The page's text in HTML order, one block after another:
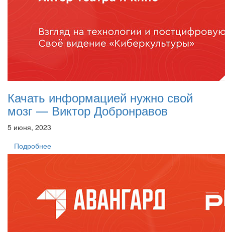
Качать информацией нужно свой
мозг — Виктор Добронравов
5 июня, 2023
Подробнее